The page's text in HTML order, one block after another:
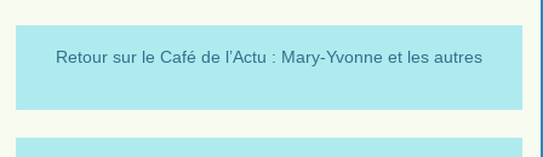
Retour sur le Café de l’Actu : Mary-Yvonne et les autres